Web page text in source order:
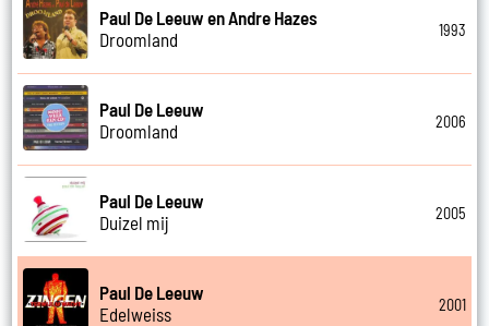
Paul De Leeuw en Andre Hazes
Droomland
1993
Paul De Leeuw
Droomland
2006
Paul De Leeuw
Duizel mij
2005
Paul De Leeuw
Edelweiss
2001